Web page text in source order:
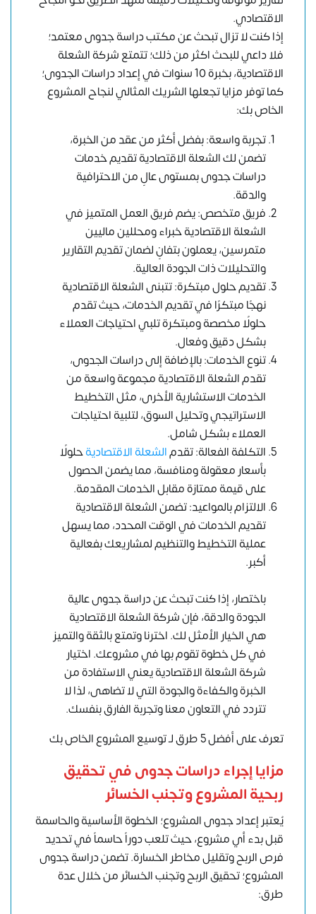
الاقتصادي.
إذا كنت لا تزال تبحث عنمكتب دراسة جدوى معتمد؛
فلا داعي للبحث اكثر من ذلك؛ تتمتع شركة الشعلة
الاقتصادية، بخبرة 10 سنوات في إعداد دراسات الجدوى؛
كما توفر مزايا تجعلها الشريك المثالي لنجاح المشروع
الخاص بك:
تجربة واسعة: بفضل أكثر من عقد من الخبرة،
تضمن لك الشعلة الاقتصادية تقديم خدمات
دراسات جدوى بمستوى عالٍ من الاحترافية
والدقة.
فريق متخصص: يضم فريق العمل المتميز في
الشعلة الاقتصادية خبراء ومحللين ماليين
متمرسين، يعملون بتفانٍ لضمان تقديم التقارير
والتحليلات ذات الجودة العالية.
تقديم حلول مبتكرة: تتبنى الشعلة الاقتصادية
نهجًا مبتكرًا في تقديم الخدمات، حيث تقدم
حلولًا مخصصة ومبتكرة تلبي احتياجات العملاء
بشكل دقيق وفعال.
تنوع الخدمات: بالإضافة إلى دراسات الجدوى،
تقدم الشعلة الاقتصادية مجموعة واسعة من
الخدمات الاستشارية الأخرى، مثل التخطيط
الاستراتيجي وتحليل السوق، لتلبية احتياجات
العملاء بشكل شامل.
التكلفة الفعالة: تقدمالشعلة الاقتصاديةحلولًا
بأسعار معقولة ومنافسة، مما يضمن الحصول
على قيمة ممتازة مقابل الخدمات المقدمة.
الالتزام بالمواعيد: تضمن الشعلة الاقتصادية
تقديم الخدمات في الوقت المحدد، مما يسهل
عملية التخطيط والتنظيم لمشاريعك بفعالية
أكبر.
باختصار، إذا كنت تبحث عن دراسة جدوى عالية
الجودة والدقة، فإن شركة الشعلة الاقتصادية
هي الخيار الأمثل لك. اخترنا وتمتع بالثقة والتميز
في كل خطوة تقوم بها في مشروعك. اختيار
شركة الشعلة الاقتصادية يعني الاستفادة من
الخبرة والكفاءة والجودة التي لا تضاهى، لذا لا
تتردد في التعاون معنا وتجربة الفارق بنفسك.
تعرف على أفضل 5 طرق لـ توسيع المشروع الخاص بك
مزايا إجراء دراسات جدوى في تحقيق
ربحية المشروع وتجنب الخسائر
يُعتبر إعداد جدوى المشروع؛ الخطوة الأساسية والحاسمة
قبل بدء أي مشروع، حيث تلعب دوراً حاسماً في تحديد
فرص الربح وتقليل مخاطر الخسارة. تضمن دراسة جدوى
المشروع؛ تحقيق الربح وتجنب الخسائر من خلال عدة
طرق: